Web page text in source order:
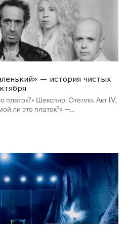
— история чистых
платок?» Шекспир. Отелло. Акт IV,
ли это платок?» —...